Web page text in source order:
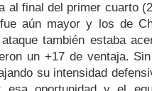
al final del primer cuarto
aún mayor y los de
también estaba
un +17 de ventaja.
su intensidad